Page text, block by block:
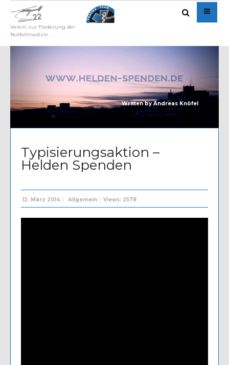
Verein zur Förderung der
Notfallmedizin
Written byAndreas Knöfel
Typisierungsaktion –
Helden Spenden
12. März 2014 Allgemein Views: 2578